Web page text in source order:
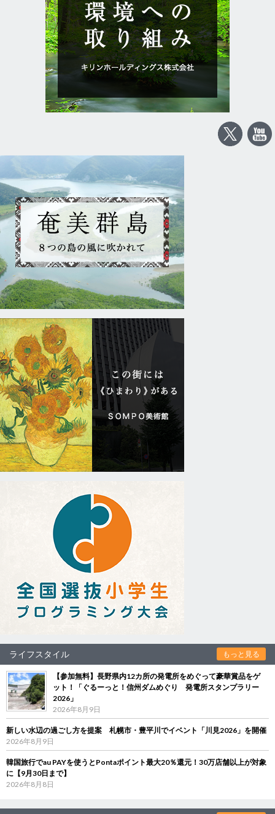
ライフスタイル もっと見る
【参加無料】長野県内12カ所の発電所をめぐって豪華賞品をゲ
ット！「ぐるーっと！信州ダムめぐり 発電所スタンプラリー
2026」
2026年8月9日
新しい水辺の過ごし方を提案 札幌市・豊平川でイベント「川見2026」を開催
2026年8月9日
韓国旅行でau PAYを使うとPontaポイント最大20％還元！30万店舗以上が対象
に【9月30日まで】
2026年8月8日